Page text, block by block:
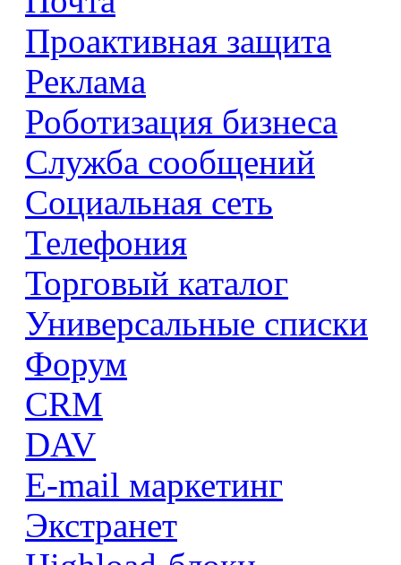
Проактивная защита
Реклама
Роботизация бизнеса
Служба сообщений
Социальная сеть
Телефония
Торговый каталог
Универсальные списки
Форум
CRM
DAV
E-mail маркетинг
Экстранет